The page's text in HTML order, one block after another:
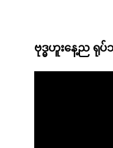
ဗုဒ္ဓဟူးနေ့ည ရု